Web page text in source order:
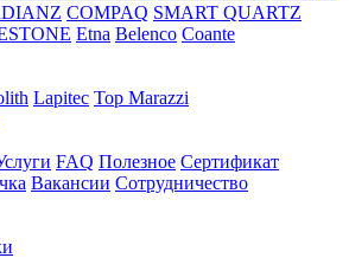
COMPAQ SMART QUARTZ
Etna Belenco Coante
Lapitec Top Marazzi
FAQ Полезное Сертификат
Вакансии Сотрудничество